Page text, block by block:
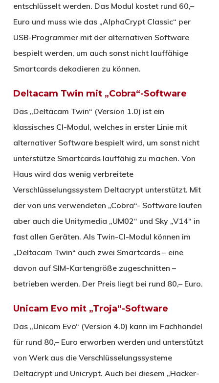
entschlüsselt werden. Das Modul kostet rund 60,–
Euro und muss wie das „AlphaCrypt Classic“ per
USB-Programmer mit der alternativen Software
bespielt werden, um auch sonst nicht lauffähige
Smartcards dekodieren zu können.
Deltacam Twin mit „Cobra“-Software
Das „Deltacam Twin“ (Version 1.0) ist ein
klassisches CI-Modul, welches in erster Linie mit
alternativer Software bespielt wird, um sonst nicht
unterstütze Smartcards lauffähig zu machen. Von
Haus wird das wenig verbreitete
Verschlüsselungssystem Deltacrypt unterstützt. Mit
der von uns verwendeten „Cobra“- Software laufen
aber auch die Unitymedia „UM02“ und Sky „V14“ in
fast allen Geräten. Als Twin-CI-Modul können im
„Deltacam Twin“ auch zwei Smartcards – eine
davon auf SIM-Kartengröße zugeschnitten –
betrieben werden. Der Preis liegt bei rund 80,– Euro.
Unicam Evo mit „Troja“-Software
Das „Unicam Evo“ (Version 4.0) kann im Fachhandel
für rund 80,– Euro erworben werden und unterstützt
von Werk aus die Verschlüsselungssysteme
Deltacrypt und Unicrypt. Auch bei diesem „Hacker-